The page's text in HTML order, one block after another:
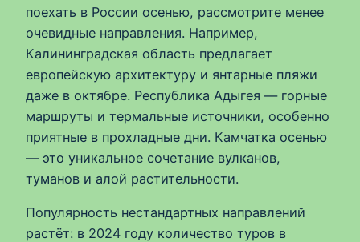
поехать в России осенью, рассмотрите менее
очевидные направления. Например,
Калининградская область предлагает
европейскую архитектуру и янтарные пляжи
даже в октябре. Республика Адыгея — горные
маршруты и термальные источники, особенно
приятные в прохладные дни. Камчатка осенью
— это уникальное сочетание вулканов,
туманов и алой растительности.
Популярность нестандартных направлений
растёт: в 2024 году количество туров в